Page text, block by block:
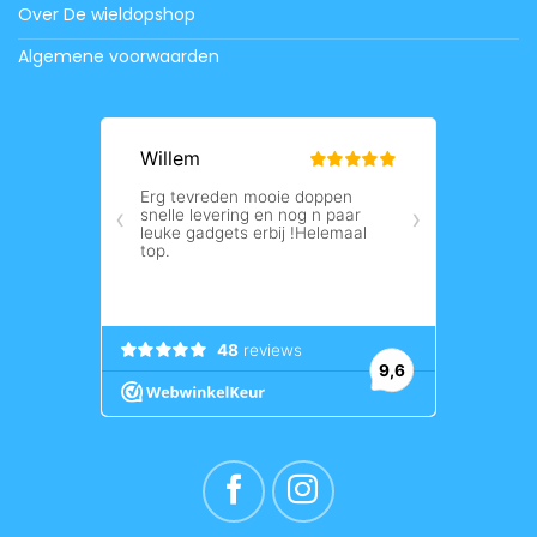
Over De wieldopshop
Algemene voorwaarden